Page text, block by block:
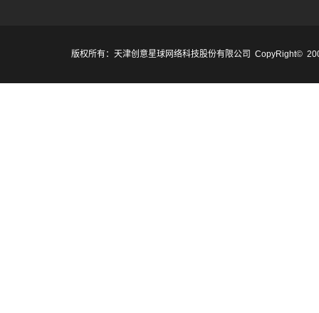
版权所有：天津创意星球网络科技股份有限公司 CopyRight©